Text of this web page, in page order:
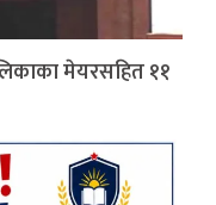
मेयरसहित ११